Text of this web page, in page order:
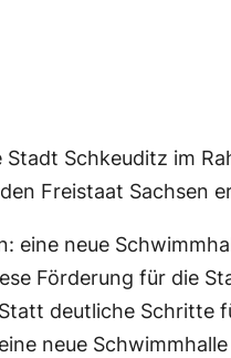
Schkeuditz im
Freistaat Sachsen
eine neue
Förderung für die
deutliche
neue